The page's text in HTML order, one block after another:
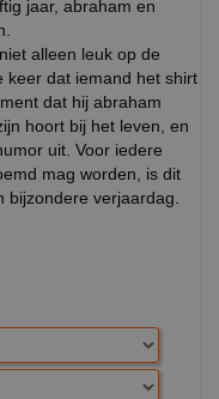
jaar, abraham en
alleen leuk op de
keer dat iemand het shirt
dat hij abraham
hoort bij het leven, en
uit. Voor iedere
mag worden, is dit
bijzondere verjaardag.